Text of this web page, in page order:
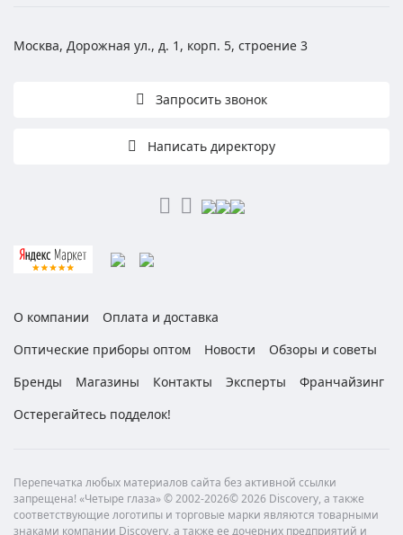
Москва, Дорожная ул., д. 1, корп. 5, строение 3
Запросить звонок
Написать директору
О компании
Оплата и доставка
Оптические приборы оптом
Новости
Обзоры и советы
Бренды
Магазины Контакты Эксперты
Франчайзинг
Остерегайтесь подделок!
Перепечатка любых материалов сайта без активной ссылки
запрещена! «Четыре глаза» © 2002-2026© 2026 Discovery, а также
соответствующие логотипы и торговые марки являются товарными
знаками компании Discovery, а также ее дочерних предприятий и